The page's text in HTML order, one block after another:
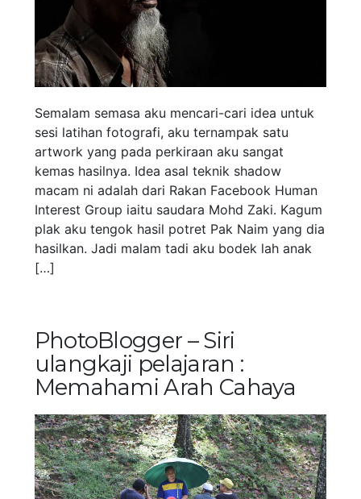
Semalam semasa aku mencari-cari idea untuk
sesi latihan fotografi, aku ternampak satu
artwork yang pada perkiraan aku sangat
kemas hasilnya. Idea asal teknik shadow
macam ni adalah dari Rakan Facebook Human
Interest Group iaitu saudara Mohd Zaki. Kagum
plak aku tengok hasil potret Pak Naim yang dia
hasilkan. Jadi malam tadi aku bodek lah anak
[…]
PhotoBlogger – Siri
ulangkaji pelajaran :
Memahami Arah Cahaya